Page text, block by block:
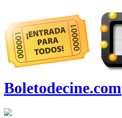
Boletodecine.com